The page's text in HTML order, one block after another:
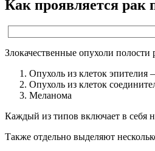
Как проявляется рак
Злокачественные опухоли
Опухоль из клеток эпителия
Опухоль из клеток
Меланома
Каждый из типов включает в себя
Также отдельно выделяют